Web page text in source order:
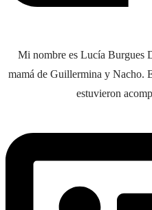
Mi nombre es Lucía Burgues
mamá de Guillermina y Nacho.
estuvieron